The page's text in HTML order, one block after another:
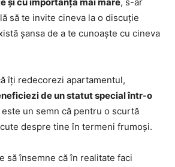
să te invite cineva la o discuție
șansa de a te cunoaște cu cineva
îți redecorezi apartamentul,
de un statut special într-o
este un semn că pentru o scurtă
despre tine în termeni frumoși.
să însemne că în realitate faci